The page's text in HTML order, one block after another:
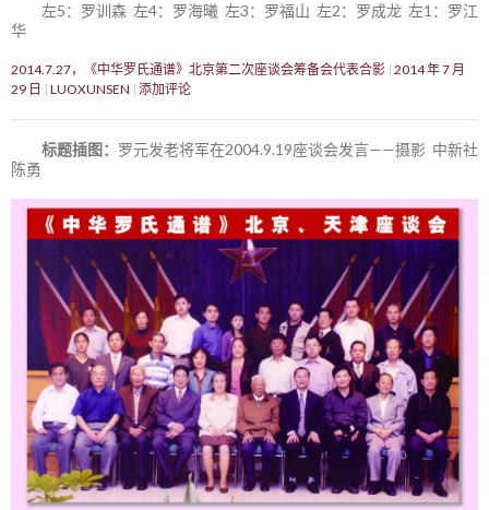
左5：罗训森 左4：罗海曦 左3：罗福山 左2：罗成龙 左1：罗江
华
2014.7.27，《中华罗氏通谱》北京第二次座谈会筹备会代表合影 2014 年 7 月
29 日
LUOXUNSEN 添加评论
标题插图： 罗元发老将军在2004.9.19座谈会发言——摄影 中新社
陈勇